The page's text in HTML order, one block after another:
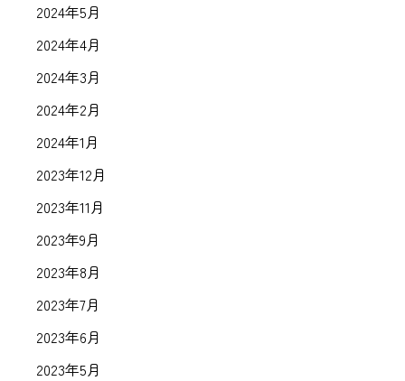
2024年5月
2024年4月
2024年3月
2024年2月
2024年1月
2023年12月
2023年11月
2023年9月
2023年8月
2023年7月
2023年6月
2023年5月